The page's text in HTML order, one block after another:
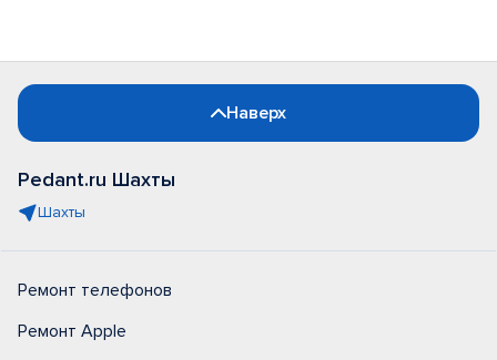
Наверх
Pedant.ru Шахты
Шахты
Ремонт телефонов
Ремонт Apple